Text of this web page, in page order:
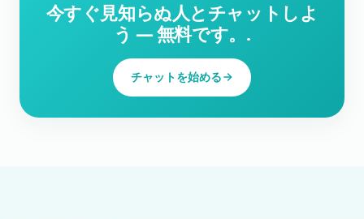
今すぐ見知らぬ人とチャットしよ
う ― 無料です。.
チャットを始める